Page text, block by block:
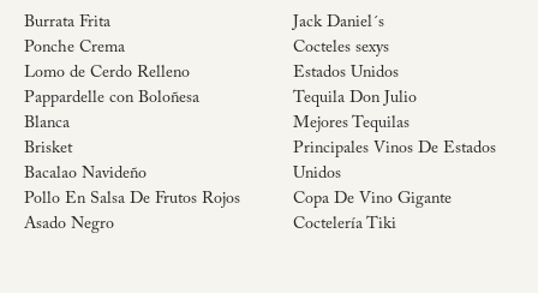
Burrata Frita
Ponche Crema
Lomo de Cerdo Relleno
Pappardelle con Boloñesa
Blanca
Brisket
Bacalao Navideño
Pollo En Salsa De Frutos Rojos
Asado Negro
Jack Daniel´s
Cocteles sexys
Estados Unidos
Tequila Don Julio
Mejores Tequilas
Principales Vinos De Estados
Unidos
Copa De Vino Gigante
Coctelería Tiki